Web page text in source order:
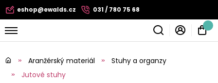
eshop@ewalds.cz 031 / 780 75 68
Aranžérský materiál
Stuhy a organzy
Jutové stuhy